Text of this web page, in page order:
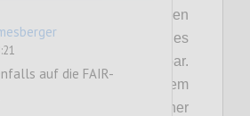
werden
innerhalb eines
besser verknüpfbar.
Metadaten führen zu einem
Vorgehen und einer
auf die FAIR-